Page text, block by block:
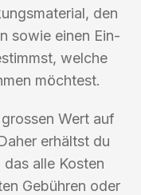
den
sowie einen Ein-
welche
möchtest.
Wert auf
erhältst du
alle Kosten
Gebühren oder